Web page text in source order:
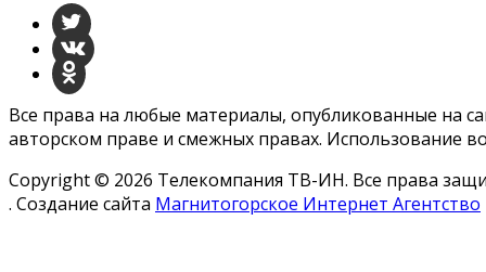
Все права на любые материалы, опубликованные на
авторском праве и смежных правах. Использование
Copyright © 2026 Телекомпания ТВ-ИН. Все права
. Создание сайта Магнитогорское Интернет Агентство